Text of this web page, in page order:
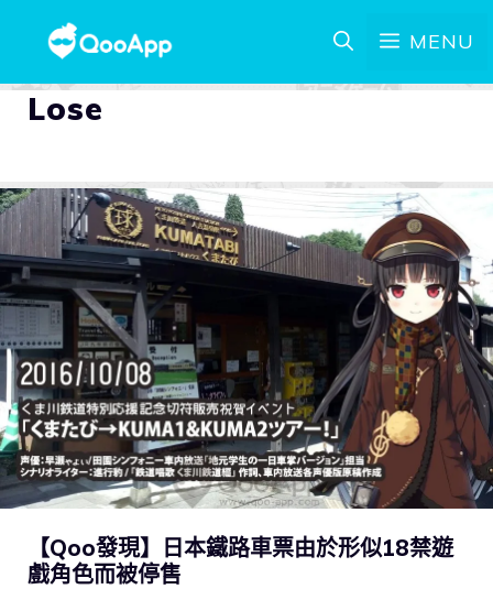
MENU
Lose
【Qoo發現】日本鐵路車票由於形似18禁遊
戲角色而被停售